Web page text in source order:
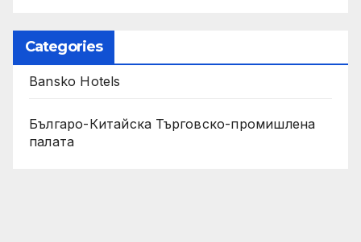
Categories
Bansko Hotels
Българо-Китайска Търговско-промишлена
палaта